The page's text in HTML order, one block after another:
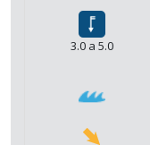
3.0 a 5.0